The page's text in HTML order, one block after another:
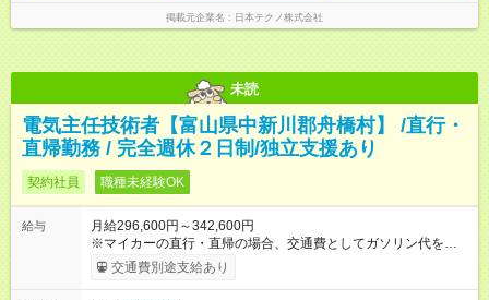
掲載元企業名 日本テクノ株式会社
未読
電気主任技術者【富山県中新川郡舟橋村】 /直行・
直帰勤務 / 完全週休２日制/独立支援あり
契約社員 職種未経験OK
給与
月給296,600円～342,600円
※マイカーの直行・直帰の場合、交通費としてガソリン代を支給
します。 【試用期間】試用期間あり 試用期間の長さ：3ヶ月 雇
用形態、給与は本採用時と同じです。
交通費別途支給あり